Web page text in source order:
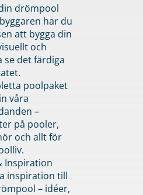
drömpool
har du
att bygga din
och
se det färdiga
poolpaket
våra
–
på pooler,
och allt för
Inspiration
inspiration till
– idéer,